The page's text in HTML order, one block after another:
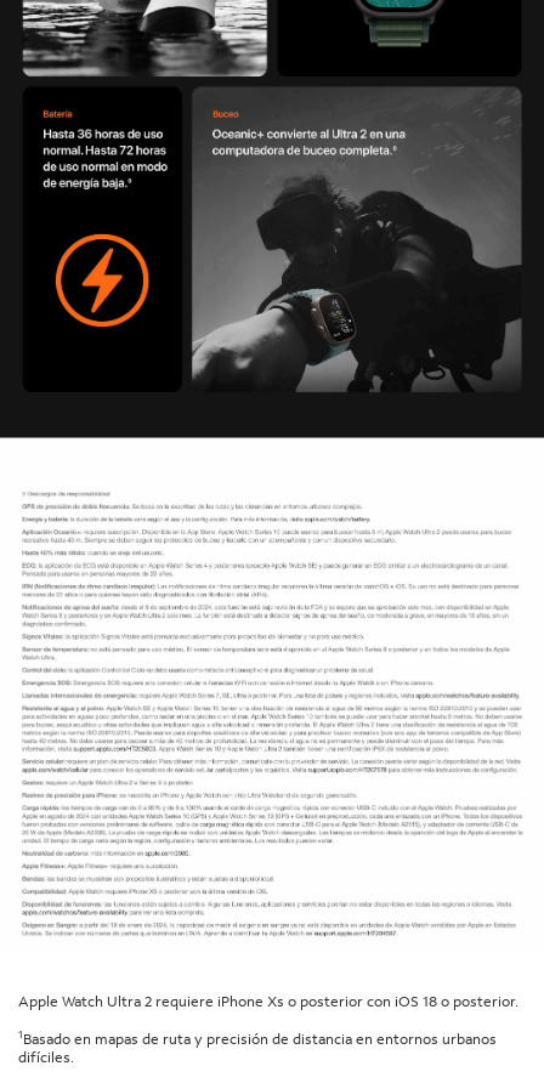
Apple Watch Ultra 2 requiere iPhone Xs o posterior con iOS 18 o posterior.
1Basado en mapas de ruta y precisión de distancia en entornos urbanos
difíciles.